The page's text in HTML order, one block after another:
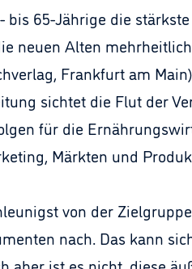
65-Jährige die
neuen Alten
Frankfurt am
sichtet die Flut der
für die
Märkten und
von der Zielgruppe
nach. Das kann